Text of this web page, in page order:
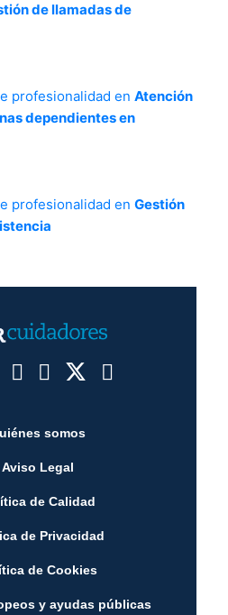
de llamadas de
profesionalidad en Atención
dependientes en
profesionalidad en Gestión
somos
Aviso Legal
de Calidad
de Privacidad
de Cookies
y ayudas públicas